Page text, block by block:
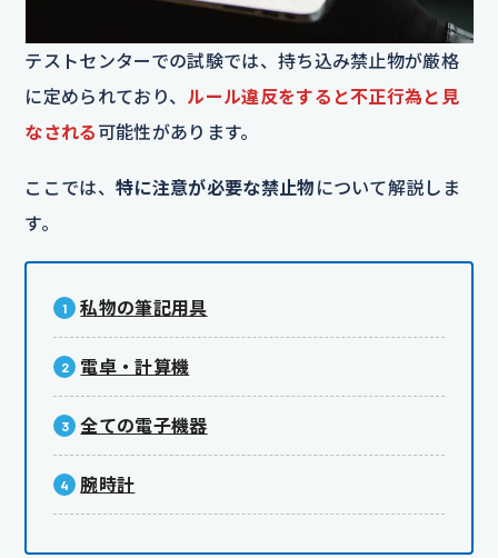
テストセンターでの試験では、持ち込み禁止物が厳格
に定められており、 ルール違反をすると不正行為と見
なされる 可能性があります。
ここでは、 特に注意が必要な禁止物 について解説しま
す。
私物の筆記用具
電卓・計算機
全ての電子機器
腕時計